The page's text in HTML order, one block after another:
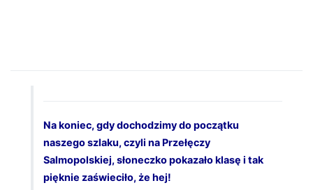
Na koniec, gdy dochodzimy do początku
naszego szlaku, czyli na Przełęczy
Salmopolskiej, słoneczko pokazało klasę i tak
pięknie zaświeciło, że hej!